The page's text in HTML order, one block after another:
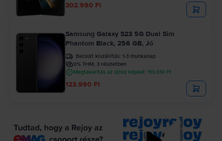
302.990 Ft
Samsung Galaxy S23 5G Dual Sim
Phantom Black, 256 GB, Jó
Becsült kiszállítás: 1-3 munkanap
0% THM, 3 részletben
Megtakarítás az újhoz képest: 113.010 Ft
123.990 Ft